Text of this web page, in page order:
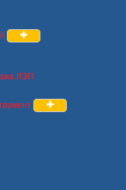
ЛЭП